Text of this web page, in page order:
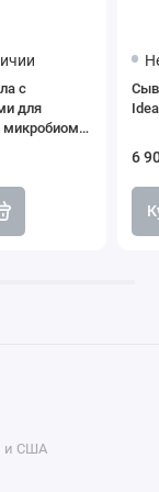
с
для
микробиом
6
и США